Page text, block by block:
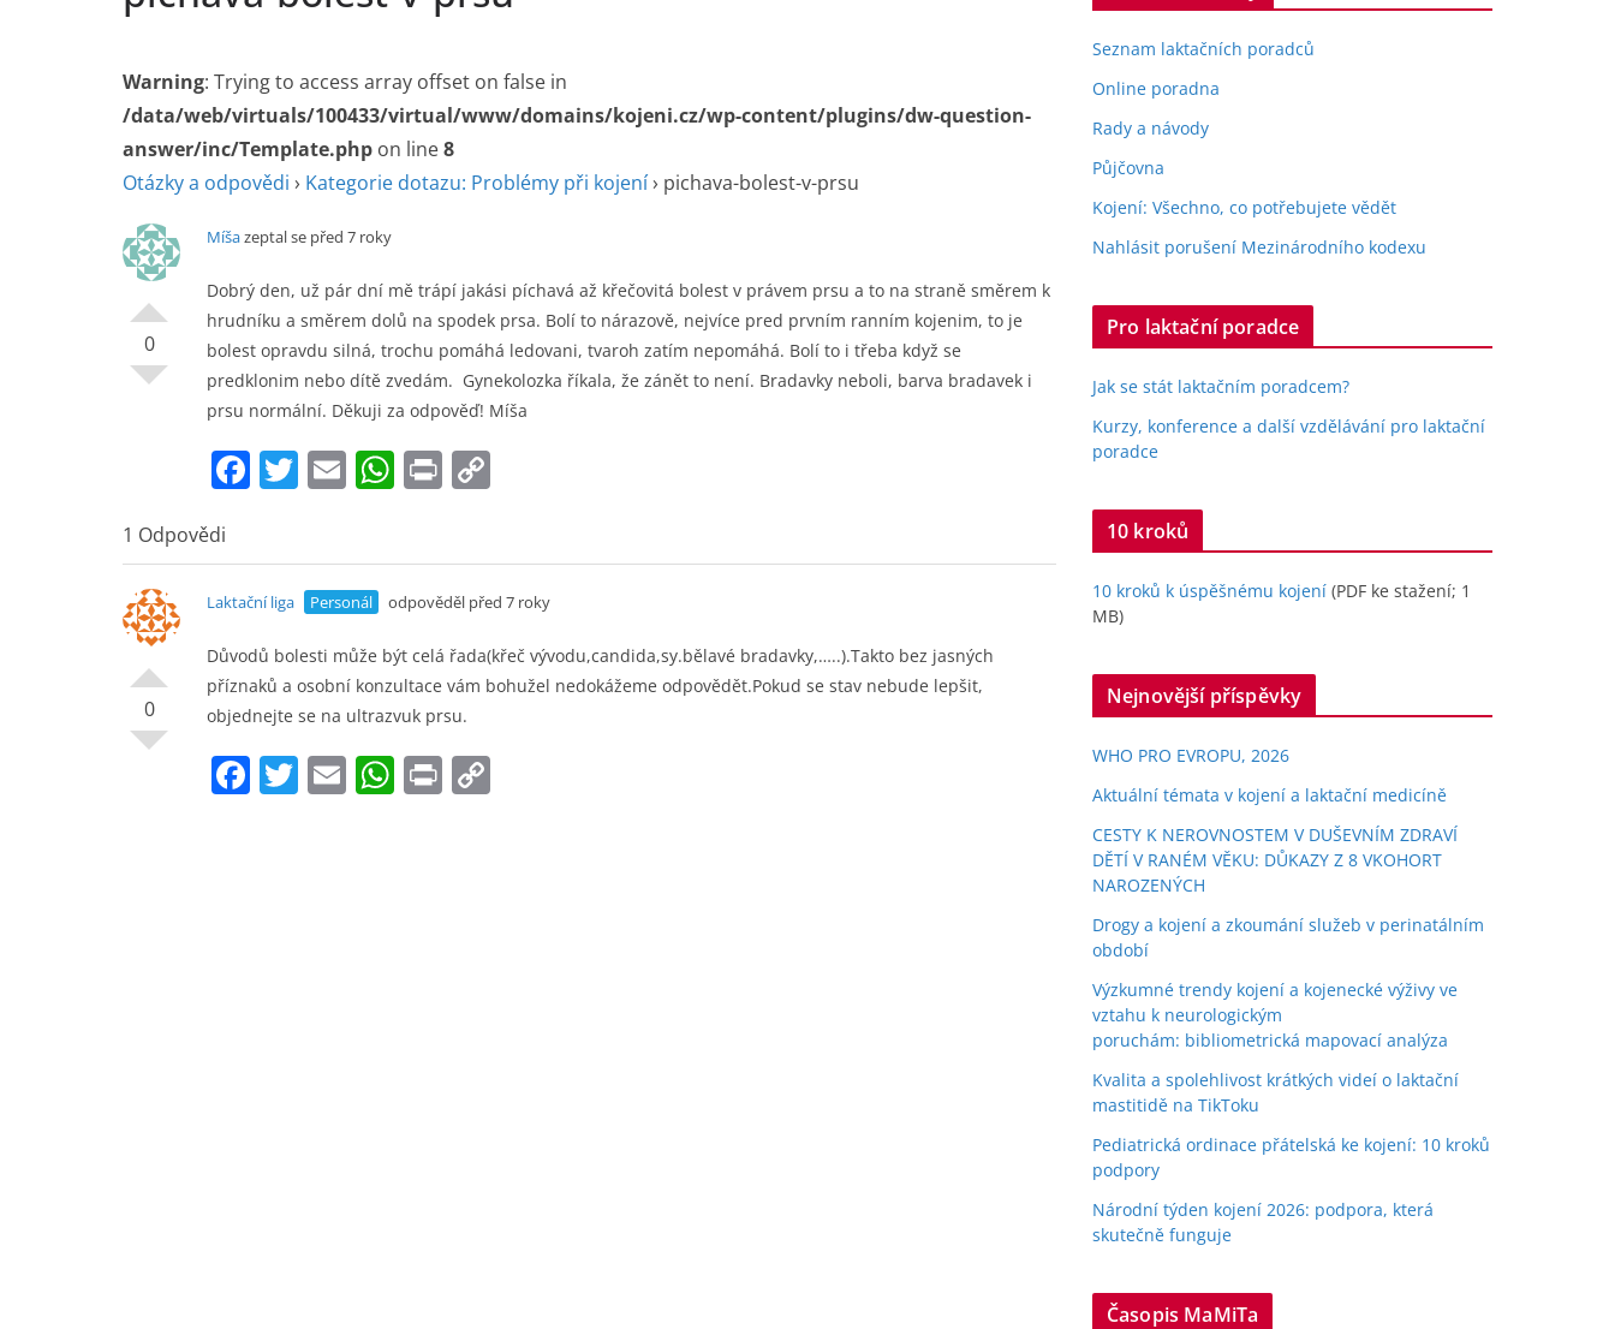
Warning: Trying to access array offset on false in
/data/web/virtuals/100433/virtual/www/domains/kojeni.cz/wp-content/plugins/dw-question-
answer/inc/Template.php on line8
Otázky a odpovědi › Kategorie dotazu: Problémy při kojení› pichava-bolest-v-prsu
0
Míšazeptal se před 7 roky
Dobrý den, už pár dní mě trápí jakási píchavá až křečovitá bolest v právem prsu a to na straně směrem k
hrudníku a směrem dolů na spodek prsa. Bolí to nárazově, nejvíce pred prvním ranním kojenim, to je
bolest opravdu silná, trochu pomáhá ledovani, tvaroh zatím nepomáhá. Bolí to i třeba když se
predklonim nebo dítě zvedám. Gynekolozka říkala, že zánět to není. Bradavky neboli, barva bradavek i
prsu normální. Děkuji za odpověď! Míša
F
e
b
o
o
k
T
er
E
l
W
s
A
p
p
Pr
y
Li
n
k
1 Odpovědi
0
Laktační liga Personál odpověděl před 7 roky
Důvodů bolesti může být celá řada(křeč vývodu,candida,sy.bělavé bradavky,…..).Takto bez jasných
příznaků a osobní konzultace vám bohužel nedokážeme odpovědět.Pokud se stav nebude lepšit,
objednejte se na ultrazvuk prsu.
F T E W Pr
Seznam laktačních poradců
Online poradna
Rady a návody
Půjčovna
Kojení: Všechno, co potřebujete vědět
Nahlásit porušení Mezinárodního kodexu
Pro laktační poradce
Jak se stát laktačním poradcem?
Kurzy, konference a další vzdělávání pro laktační
poradce
10 kroků
10 kroků k úspěšnému kojení (PDF ke stažení; 1
MB)
Nejnovější příspěvky
WHO PRO EVROPU, 2026
Aktuální témata v kojení a laktační medicíně
CESTY K NEROVNOSTEM V DUŠEVNÍM ZDRAVÍ
DĚTÍ V RANÉM VĚKU: DŮKAZY Z 8 VKOHORT
NAROZENÝCH
Drogy a kojení a zkoumání služeb v perinatálním
období
Výzkumné trendy kojení a kojenecké výživy ve
vztahu k neurologickým
poruchám: bibliometrická mapovací analýza
Kvalita a spolehlivost krátkých videí o laktační
mastitidě na TikToku
Pediatrická ordinace přátelská ke kojení: 10 kroků
podpory
Národní týden kojení 2026: podpora, která
skutečně funguje
Časopis MaMiTa